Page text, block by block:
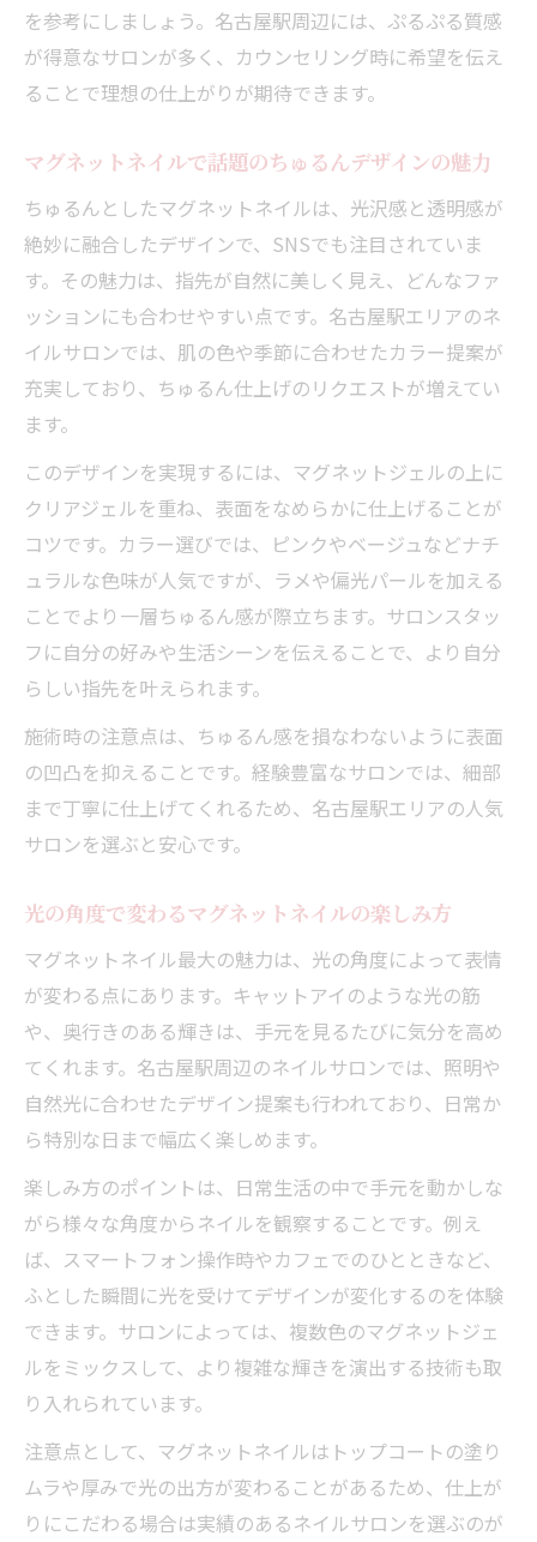
を参考にしましょう。名古屋駅周辺には、ぷるぷる質感
が得意なサロンが多く、カウンセリング時に希望を伝え
ることで理想の仕上がりが期待できます。
マグネットネイルで話題のちゅるんデザインの魅力
ちゅるんとしたマグネットネイルは、光沢感と透明感が
絶妙に融合したデザインで、SNSでも注目されていま
す。その魅力は、指先が自然に美しく見え、どんなファ
ッションにも合わせやすい点です。名古屋駅エリアのネ
イルサロンでは、肌の色や季節に合わせたカラー提案が
充実しており、ちゅるん仕上げのリクエストが増えてい
ます。
このデザインを実現するには、マグネットジェルの上に
クリアジェルを重ね、表面をなめらかに仕上げることが
コツです。カラー選びでは、ピンクやベージュなどナチ
ュラルな色味が人気ですが、ラメや偏光パールを加える
ことでより一層ちゅるん感が際立ちます。サロンスタッ
フに自分の好みや生活シーンを伝えることで、より自分
らしい指先を叶えられます。
施術時の注意点は、ちゅるん感を損なわないように表面
の凹凸を抑えることです。経験豊富なサロンでは、細部
まで丁寧に仕上げてくれるため、名古屋駅エリアの人気
サロンを選ぶと安心です。
光の角度で変わるマグネットネイルの楽しみ方
マグネットネイル最大の魅力は、光の角度によって表情
が変わる点にあります。キャットアイのような光の筋
や、奥行きのある輝きは、手元を見るたびに気分を高め
てくれます。名古屋駅周辺のネイルサロンでは、照明や
自然光に合わせたデザイン提案も行われており、日常か
ら特別な日まで幅広く楽しめます。
楽しみ方のポイントは、日常生活の中で手元を動かしな
がら様々な角度からネイルを観察することです。例え
ば、スマートフォン操作時やカフェでのひとときなど、
ふとした瞬間に光を受けてデザインが変化するのを体験
できます。サロンによっては、複数色のマグネットジェ
ルをミックスして、より複雑な輝きを演出する技術も取
り入れられています。
注意点として、マグネットネイルはトップコートの塗り
ムラや厚みで光の出方が変わることがあるため、仕上が
りにこだわる場合は実績のあるネイルサロンを選ぶのが